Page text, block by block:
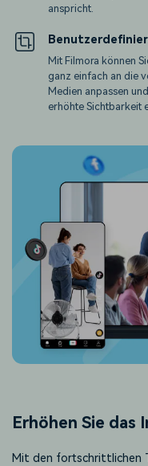
anspricht.
Mit Filmora können
ganz einfach an die
Medien anpassen
erhöhte Sichtbarkeit
Erhöhen Sie das
Mit den fortschrittlichen